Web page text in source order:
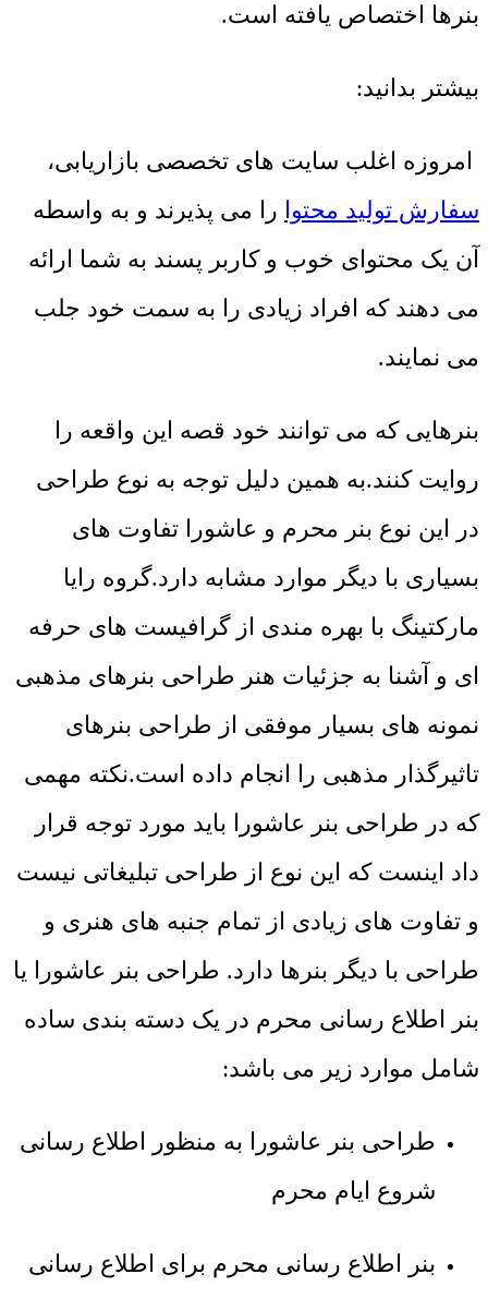
بنرها اختصاص یافته است.
بیشتر بدانید:
امروزه اغلب سایت های تخصصی بازاریابی،
سفارش تولید محتوا را می پذیرند و به واسطه
آن یک محتوای خوب و کاربر پسند به شما ارائه
می دهند که افراد زیادی را به سمت خود جلب
می نمایند.
بنرهایی که می توانند خود قصه این واقعه را
روایت کنند.به همین دلیل توجه به نوع طراحی
در این نوع بنر محرم و عاشورا تفاوت های
بسیاری با دیگر موارد مشابه دارد.گروه رایا
مارکتینگ با بهره مندی از گرافیست های حرفه
ای و آشنا به جزئیات هنر طراحی بنرهای مذهبی
نمونه های بسیار موفقی از طراحی بنرهای
تاثیرگذار مذهبی را انجام داده است.نکته مهمی
که در طراحی بنر عاشورا باید مورد توجه قرار
داد اینست که این نوع از طراحی تبلیغاتی نیست
و تفاوت های زیادی از تمام جنبه های هنری و
طراحی با دیگر بنرها دارد. طراحی بنر عاشورا یا
بنر اطلاع رسانی محرم در یک دسته بندی ساده
شامل موارد زیر می باشد:
طراحی بنر عاشورا به منظور اطلاع رسانی
شروع ایام محرم
بنر اطلاع رسانی محرم برای اطلاع رسانی